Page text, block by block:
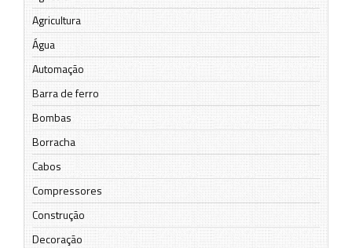
Agricultura
Água
Automação
Barra de ferro
Bombas
Borracha
Cabos
Compressores
Construção
Decoração